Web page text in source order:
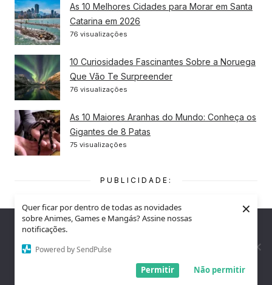
Quer ficar por dentro de todas as novidades
sobre Animes, Games e Mangás? Assine nossas
notificações.
Powered by SendPulse
Não permitir
Permitir
×
As 10 Melhores Cidades para Morar em Santa
Catarina em 2026
76 visualizações
10 Curiosidades Fascinantes Sobre a Noruega
Que Vão Te Surpreender
76 visualizações
As 10 Maiores Aranhas do Mundo: Conheça os
Gigantes de 8 Patas
75 visualizações
PUBLICIDADE:
Nós utilizamos cookies para garantir que você tenha a melhor
experiência em nosso site. Se você continua a usar este site,
assumimos que você está satisfeito.
Entendi!